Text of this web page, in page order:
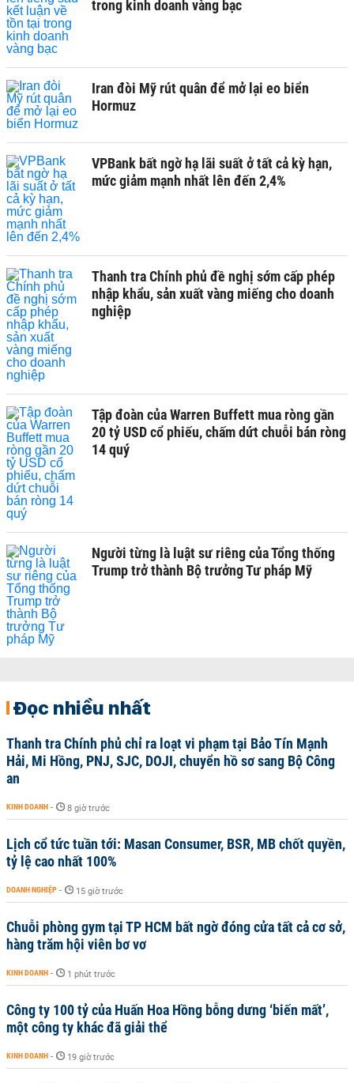
trong kinh doanh vàng bạc
Iran đòi Mỹ rút quân để mở lại eo biển
Hormuz
VPBank bất ngờ hạ lãi suất ở tất cả kỳ hạn,
mức giảm mạnh nhất lên đến 2,4%
Thanh tra Chính phủ đề nghị sớm cấp phép
nhập khẩu, sản xuất vàng miếng cho doanh
nghiệp
Tập đoàn của Warren Buffett mua ròng gần
20 tỷ USD cổ phiếu, chấm dứt chuỗi bán ròng
14 quý
Người từng là luật sư riêng của Tổng thống
Trump trở thành Bộ trưởng Tư pháp Mỹ
Đọc nhiều nhất
Thanh tra Chính phủ chỉ ra loạt vi phạm tại Bảo Tín Mạnh
Hải, Mi Hồng, PNJ, SJC, DOJI, chuyển hồ sơ sang Bộ Công
an
KINH DOANH - 8 giờ trước
Lịch cổ tức tuần tới: Masan Consumer, BSR, MB chốt quyền,
tỷ lệ cao nhất 100%
DOANH NGHIỆP - 15 giờ trước
Chuỗi phòng gym tại TP HCM bất ngờ đóng cửa tất cả cơ sở,
hàng trăm hội viên bơ vơ
KINH DOANH - 1 phút trước
Công ty 100 tỷ của Huấn Hoa Hồng bỗng dưng ‘biến mất’,
một công ty khác đã giải thể
KINH DOANH - 19 giờ trước